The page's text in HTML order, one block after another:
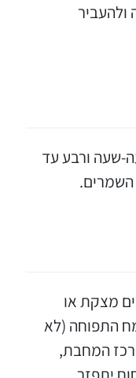
שעה ורבע עד
השמרים.
מצקת או
התפוחה (לא
המחבת,